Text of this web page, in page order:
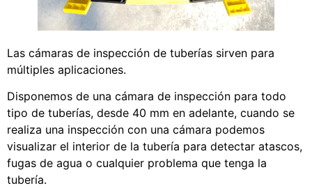
Las cámaras de inspección de tuberías sirven para
múltiples aplicaciones.
Disponemos de una cámara de inspección para todo
tipo de tuberías, desde 40 mm en adelante, cuando se
realiza una inspección con una cámara podemos
visualizar el interior de la tubería para detectar atascos,
fugas de agua o cualquier problema que tenga la
tubería.